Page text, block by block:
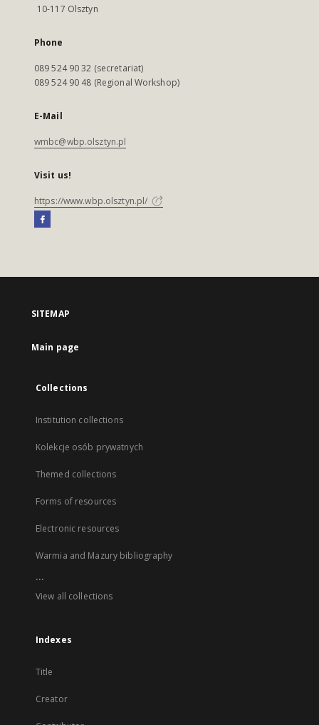
10-117 Olsztyn
Phone
089 524 90 32 (secretariat)
089 524 90 48 (Regional Workshop)
E-Mail
wmbc@wbp.olsztyn.pl
Visit us!
https://www.wbp.olsztyn.pl/
SITEMAP
Main page
Collections
Institution collections
Kolekcje osób prywatnych
Themed collections
Forms of resources
Electronic resources
Warmia and Mazury bibliography
...
View all collections
Indexes
Title
Creator